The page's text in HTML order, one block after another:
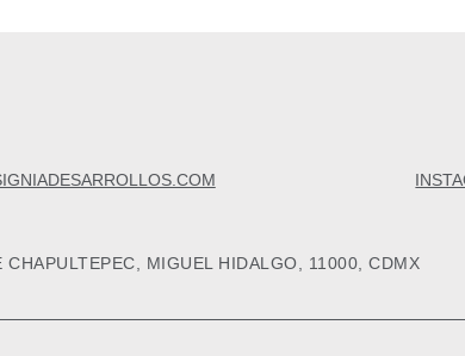
MIGUEL HIDALGO, 11000, CDMX